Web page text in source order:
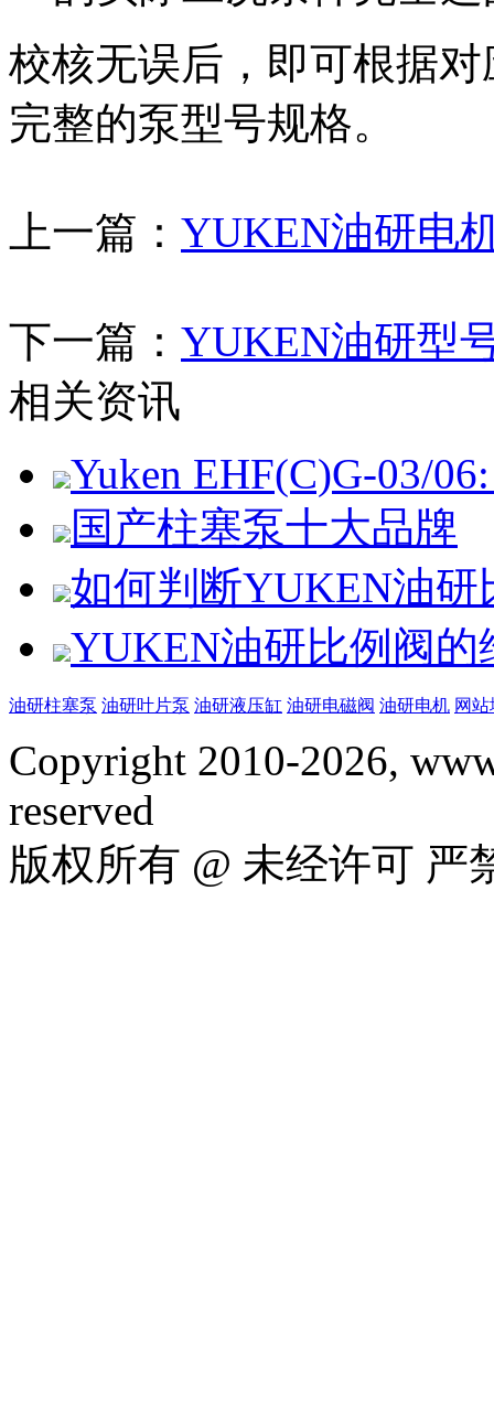
校核无误后，即可根据
完整的泵型号规格。
上一篇： YUKEN油研电
下一篇： YUKEN油研型
相关资讯
Yuken EHF(C)G-03/
国产柱塞泵十大品牌
如何判断YUKEN油
YUKEN油研比例阀的
油研柱塞泵 油研叶片泵 油研液压缸 油研电磁阀 油研电机 网
Copyright 2010-2026,
reserved
版权所有 @ 未经许可 严